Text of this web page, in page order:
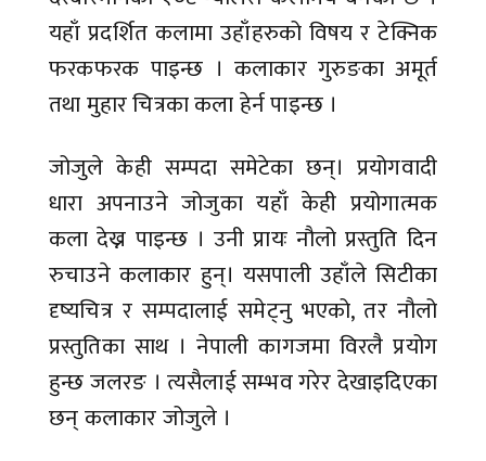
यहाँ प्रदर्शित कलामा उहाँहरुको विषय र टेक्निक
फरकफरक पाइन्छ । कलाकार गुरुङका अमूर्त
तथा मुहार चित्रका कला हेर्न पाइन्छ ।
जोजुले केही सम्पदा समेटेका छन्। प्रयोगवादी
धारा अपनाउने जोजुका यहाँ केही प्रयोगात्मक
कला देख्न पाइन्छ । उनी प्रायः नौलो प्रस्तुति दिन
रुचाउने कलाकार हुन्। यसपाली उहाँले सिटीका
दृष्यचित्र र सम्पदालाई समेट्नु भएको, तर नौलो
प्रस्तुतिका साथ । नेपाली कागजमा विरलै प्रयोग
हुन्छ जलरङ । त्यसैलाई सम्भव गरेर देखाइदिएका
छन् कलाकार जोजुले ।